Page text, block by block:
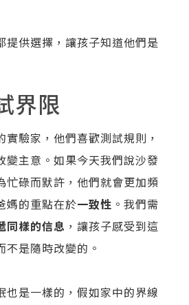
提供選擇，讓孩子知道他們是
界限
驗家，他們喜歡測試規則，
變主意。如果今天我們說沙發
忙碌而默許，他們就會更加頻
媽的重點在於一致性 。我們需
同樣的信息 ，讓孩子感受到這
是隨時改變的。
也是一樣的，假如家中的界線